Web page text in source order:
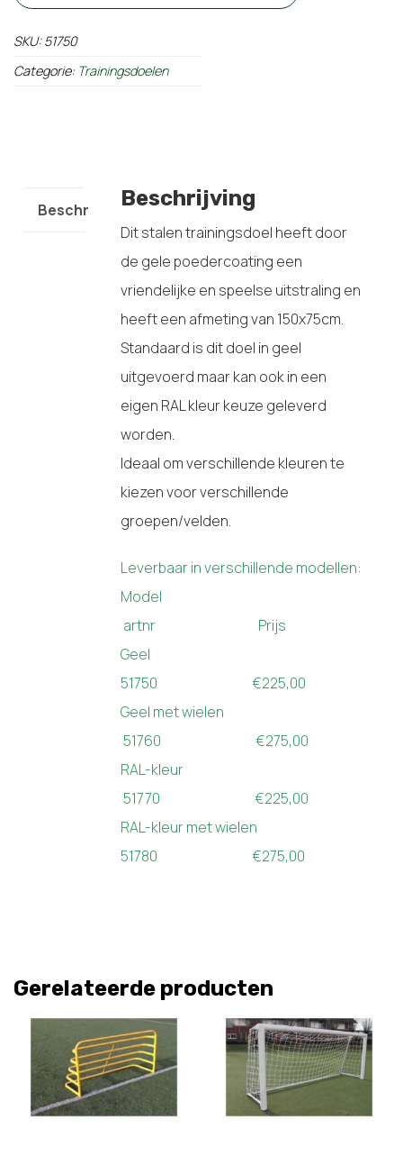
SKU:51750
Categorie: Trainingsdoelen
BeschrijvingBeschrijving
Dit stalen trainingsdoel heeft door
de gele poedercoating een
vriendelijke en speelse uitstraling en
heeft een afmeting van 150x75cm.
Standaard is dit doel in geel
uitgevoerd maar kan ook in een
eigen RAL kleur keuze geleverd
worden.
Ideaal om verschillende kleuren te
kiezen voor verschillende
groepen/velden.
Leverbaar in verschillende modellen:
Model
artnr Prijs
Geel
51750 €225,00
Geel met wielen
51760 €275,00
RAL-kleur
51770 €225,00
RAL-kleur met wielen
51780 €275,00
Gerelateerde producten